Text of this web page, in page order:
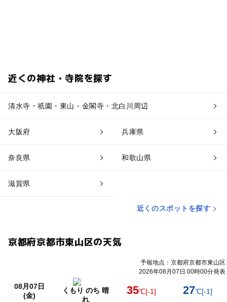
近くの神社・寺院を探す
清水寺・祇園・東山・金閣寺・北白川周辺
大阪府 兵庫県
奈良県 和歌山県
滋賀県
近くのスポットを探す
京都府京都市東山区の天気
予報地点：京都府京都市東山区
2026年08月07日 00時00分発表
08月07日
(金)
くもり のち 晴
れ
35℃[-1] 27℃[-1]